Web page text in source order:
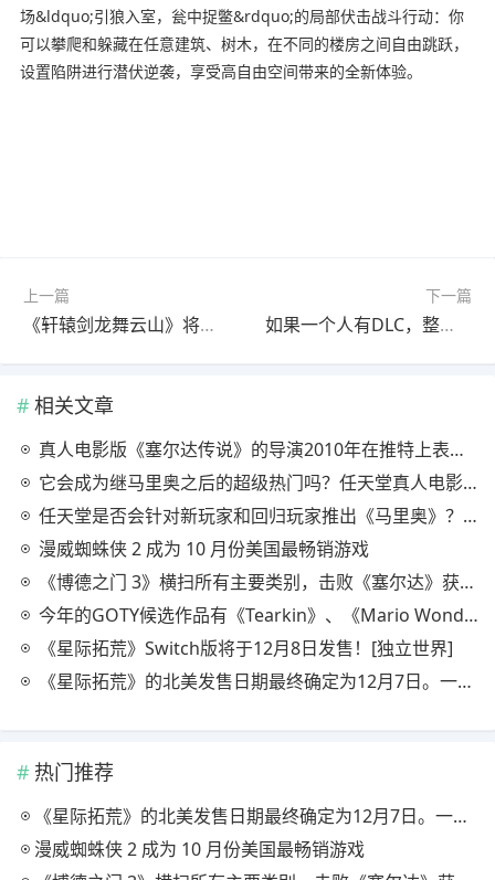
场&ldquo;引狼入室，瓮中捉鳖&rdquo;的局部伏击战斗行动：你
可以攀爬和躲藏在任意建筑、树木，在不同的楼房之间自由跳跃，
设置陷阱进行潜伏逆袭，享受高自由空间带来的全新体验。
上一篇
《轩辕剑龙舞云山》将于10月25日全平台开启公测！
下一篇
如果一个人有DLC，整个团队都可以玩！《遗迹 II》第 1 个 DLC“觉醒之王”发布 - 主游戏 Steam 版折扣 30%
相关文章
真人电影版《塞尔达传说》的导演2010年在推特上表示，他想执导《塞尔达传说》。时隔13年，他的愿望实现了。
它会成为继马里奥之后的超级热门吗？任天堂真人电影改编《塞尔达传说》为何如此疯狂
任天堂是否会针对新玩家和回归玩家推出《马里奥》？继电影《超级马里奥》大获成功后，高瞻远瞩地发起游戏热潮
漫威蜘蛛侠 2 成为 10 月份美国最畅销游戏
《博德之门 3》横扫所有主要类别，击败《塞尔达》获得主要游戏奖项
今年的GOTY候选作品有《Tearkin》、《Mario Wonder》等6部作品！“2023 年游戏奖”提名名单公布
《星际拓荒》Switch版将于12月8日发售！[独立世界]
《星际拓荒》的北美发售日期最终确定为12月7日。一款重复“22分钟直到太阳系消失”的游戏，还将包含额外内容
热门推荐
《星际拓荒》的北美发售日期最终确定为12月7日。一款重复“22分钟直到太阳系消失”的游戏，还将包含额外内容
漫威蜘蛛侠 2 成为 10 月份美国最畅销游戏